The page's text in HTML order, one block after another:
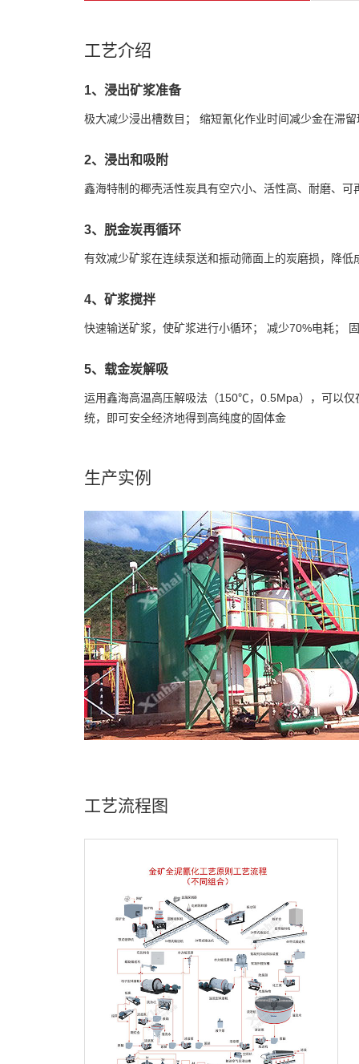
工艺介绍
1、浸出矿浆准备
极大减少浸出槽数目； 缩短氰化作业时间减少金在滞
2、浸出和吸附
鑫海特制的椰壳活性炭具有空穴小、活性高、耐磨、
3、脱金炭再循环
有效减少矿浆在连续泵送和振动筛面上的炭磨损，降低
4、矿浆搅拌
快速输送矿浆，使矿浆进行小循环； 减少70%电耗；
5、载金炭解吸
运用鑫海高温高压解吸法（150℃，0.5Mpa），可以仅
统，即可安全经济地得到高纯度的固体金
生产实例
工艺流程图